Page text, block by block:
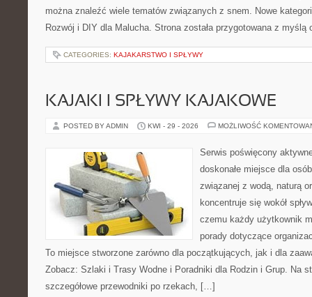
można znaleźć wiele tematów związanych z snem. Nowe
Rozwój i DIY dla Malucha. Strona została przygotowana z
CATEGORIES: KAJAKARSTWO I SPŁYWY
KAJAKI I SPŁYWY KAJAKOWE
POSTED BY ADMIN KWI - 29 - 2026 MOŻLIWOŚĆ
Serwis poświęcony
doskonałe miejsce dla
związanej z wodą, naturą
koncentruje się wokół
czemu każdy użytkownik
porady dotyczące
To miejsce stworzone zarówno dla początkujących, jak i dla
Zobacz: Szlaki i Trasy Wodne i Poradniki dla Rodzin i Grup. Na
szczegółowe przewodniki po rzekach, […]